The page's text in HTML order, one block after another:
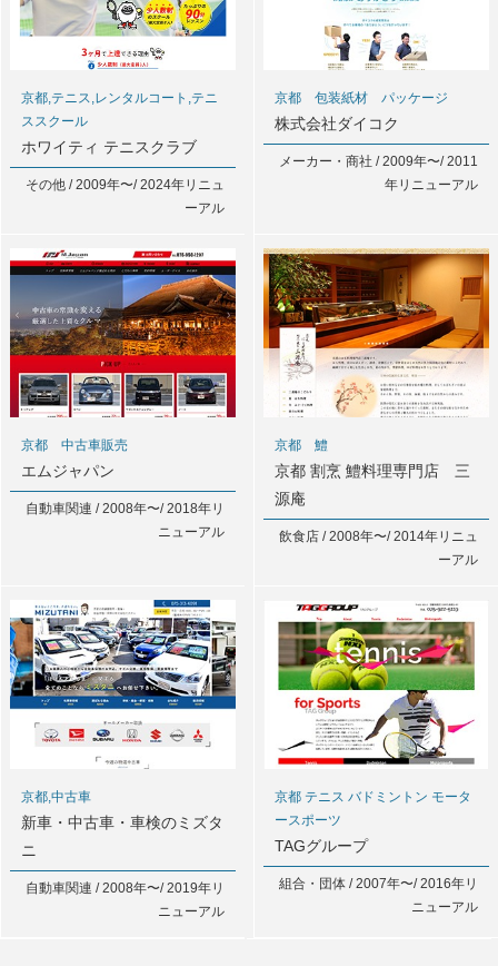
京都,テニス,レンタルコート,テニ
ススクール
ホワイティ テニスクラブ
その他 / 2009年〜/ 2024年リニュ
ーアル
京都 包装紙材 パッケージ
株式会社ダイコク
メーカー・商社 / 2009年〜/ 2011
年リニューアル
京都 中古車販売
エムジャパン
自動車関連 / 2008年〜/ 2018年リ
ニューアル
京都 鱧
京都 割烹 鱧料理専門店 三
源庵
飲食店 / 2008年〜/ 2014年リニュ
ーアル
京都,中古車
新車・中古車・車検のミズタ
ニ
自動車関連 / 2008年〜/ 2019年リ
ニューアル
京都 テニス バドミントン モータ
ースポーツ
TAGグループ
組合・団体 / 2007年〜/ 2016年リ
ニューアル